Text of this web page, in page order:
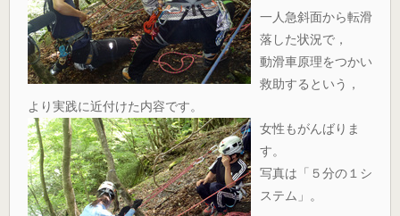
一人急斜面から転滑
落した状況で，
動滑車原理をつかい
救助するという，
より実践に近付けた内容です。
女性もがんばりま
す。
写真は「５分の１シ
ステム」。